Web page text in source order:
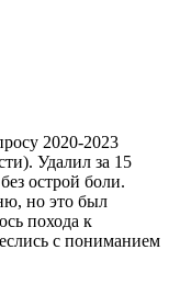
2020-2023
Удалил за 15
острой боли.
но это был
похода к
с пониманием